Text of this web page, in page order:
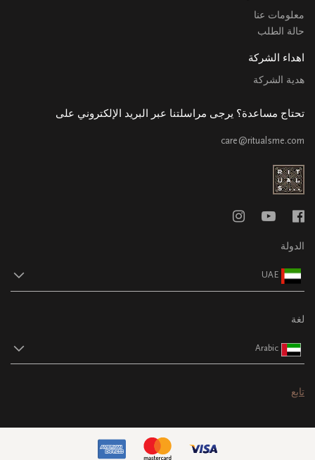
معلومات عنا
حالة الطلب
اهداء الشركة
هدية الشركة
تحتاج مساعدة؟ يرجى مراسلتنا عبر البريد الإلكتروني على
care@ritualsme.com
الدولة
UAE
لغة
Arabic
تابع